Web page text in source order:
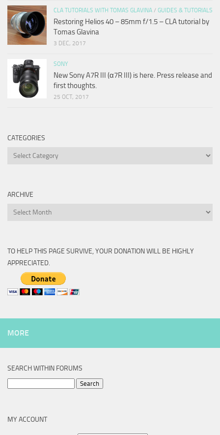
CLA TUTORIALS WITH TOMAS GLAVINA / GUIDES & TUTORIALS
Restoring Helios 40 – 85mm f/1.5 – CLA tutorial by
Tomas Glavina
3 DEC, 2017
SONY
New Sony A7R III (α7R III) is here. Press release and
first thoughts.
25 OCT, 2017
CATEGORIES
Categories
ARCHIVE
Archive
TO HELP THIS PAGE SURVIVE, YOUR DONATION WILL BE HIGHLY
APPRECIATED.
MORE
SEARCH WITHIN FORUMS
MY ACCOUNT